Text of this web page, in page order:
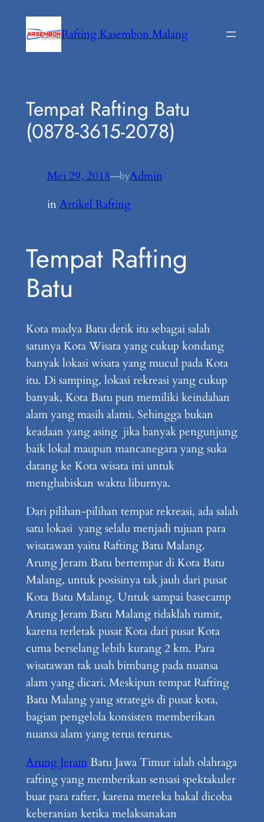
Rafting Kasembon Malang
Tempat Rafting Batu
(0878-3615-2078)
Mei 29, 2018—byAdmin
inArtikel Rafting
Tempat Rafting
Batu
Kota madya Batu detik itu sebagai salah
satunya Kota Wisata yang cukup kondang
banyak lokasi wisata yang mucul pada Kota
itu. Di samping, lokasi rekreasi yang cukup
banyak, Kota Batu pun memiliki keindahan
alam yang masih alami. Sehingga bukan
keadaan yang asing jika banyak pengunjung
baik lokal maupun mancanegara yang suka
datang ke Kota wisata ini untuk
menghabiskan waktu liburnya.
Dari pilihan-pilihan tempat rekreasi, ada salah
satu lokasi yang selalu menjadi tujuan para
wisatawan yaitu Rafting Batu Malang.
Arung Jeram Batu bertempat di Kota Batu
Malang, untuk posisinya tak jauh dari pusat
Kota Batu Malang. Untuk sampai basecamp
Arung Jeram Batu Malang tidaklah rumit,
karena terletak pusat Kota dari pusat Kota
cuma berselang lebih kurang 2 km. Para
wisatawan tak usah bimbang pada nuansa
alam yang dicari. Meskipun tempat Rafting
Batu Malang yang strategis di pusat kota,
bagian pengelola konsisten memberikan
nuansa alam yang terus terurus.
Arung JeramBatu Jawa Timur ialah olahraga
rafting yang memberikan sensasi spektakuler
buat para rafter, karena mereka bakal dicoba
keberanian ketika melaksanakan